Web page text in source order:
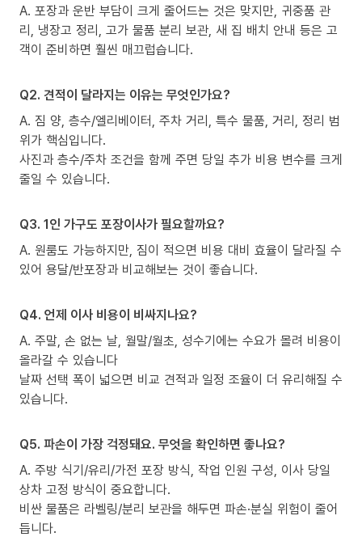
A. 포장과 운반 부담이 크게 줄어드는 것은 맞지만, 귀중품 관
리, 냉장고 정리, 고가 물품 분리 보관, 새 집 배치 안내 등은 고
객이 준비하면 훨씬 매끄럽습니다.
Q2. 견적이 달라지는 이유는 무엇인가요?
A. 짐 양, 층수/엘리베이터, 주차 거리, 특수 물품, 거리, 정리 범
위가 핵심입니다.
사진과 층수/주차 조건을 함께 주면 당일 추가 비용 변수를 크게
줄일 수 있습니다.
Q3. 1인 가구도 포장이사가 필요할까요?
A. 원룸도 가능하지만, 짐이 적으면 비용 대비 효율이 달라질 수
있어 용달/반포장과 비교해보는 것이 좋습니다.
Q4. 언제 이사 비용이 비싸지나요?
A. 주말, 손 없는 날, 월말/월초, 성수기에는 수요가 몰려 비용이
올라갈 수 있습니다
날짜 선택 폭이 넓으면 비교 견적과 일정 조율이 더 유리해질 수
있습니다.
Q5. 파손이 가장 걱정돼요. 무엇을 확인하면 좋나요?
A. 주방 식기/유리/가전 포장 방식, 작업 인원 구성, 이사 당일
상차 고정 방식이 중요합니다.
비싼 물품은 라벨링/분리 보관을 해두면 파손·분실 위험이 줄어
듭니다.